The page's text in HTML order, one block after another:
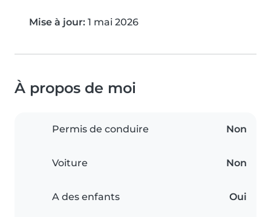
Mise à jour: 1 mai 2026
À propos de moi
Permis de conduire Non
Voiture Non
A des enfants Oui